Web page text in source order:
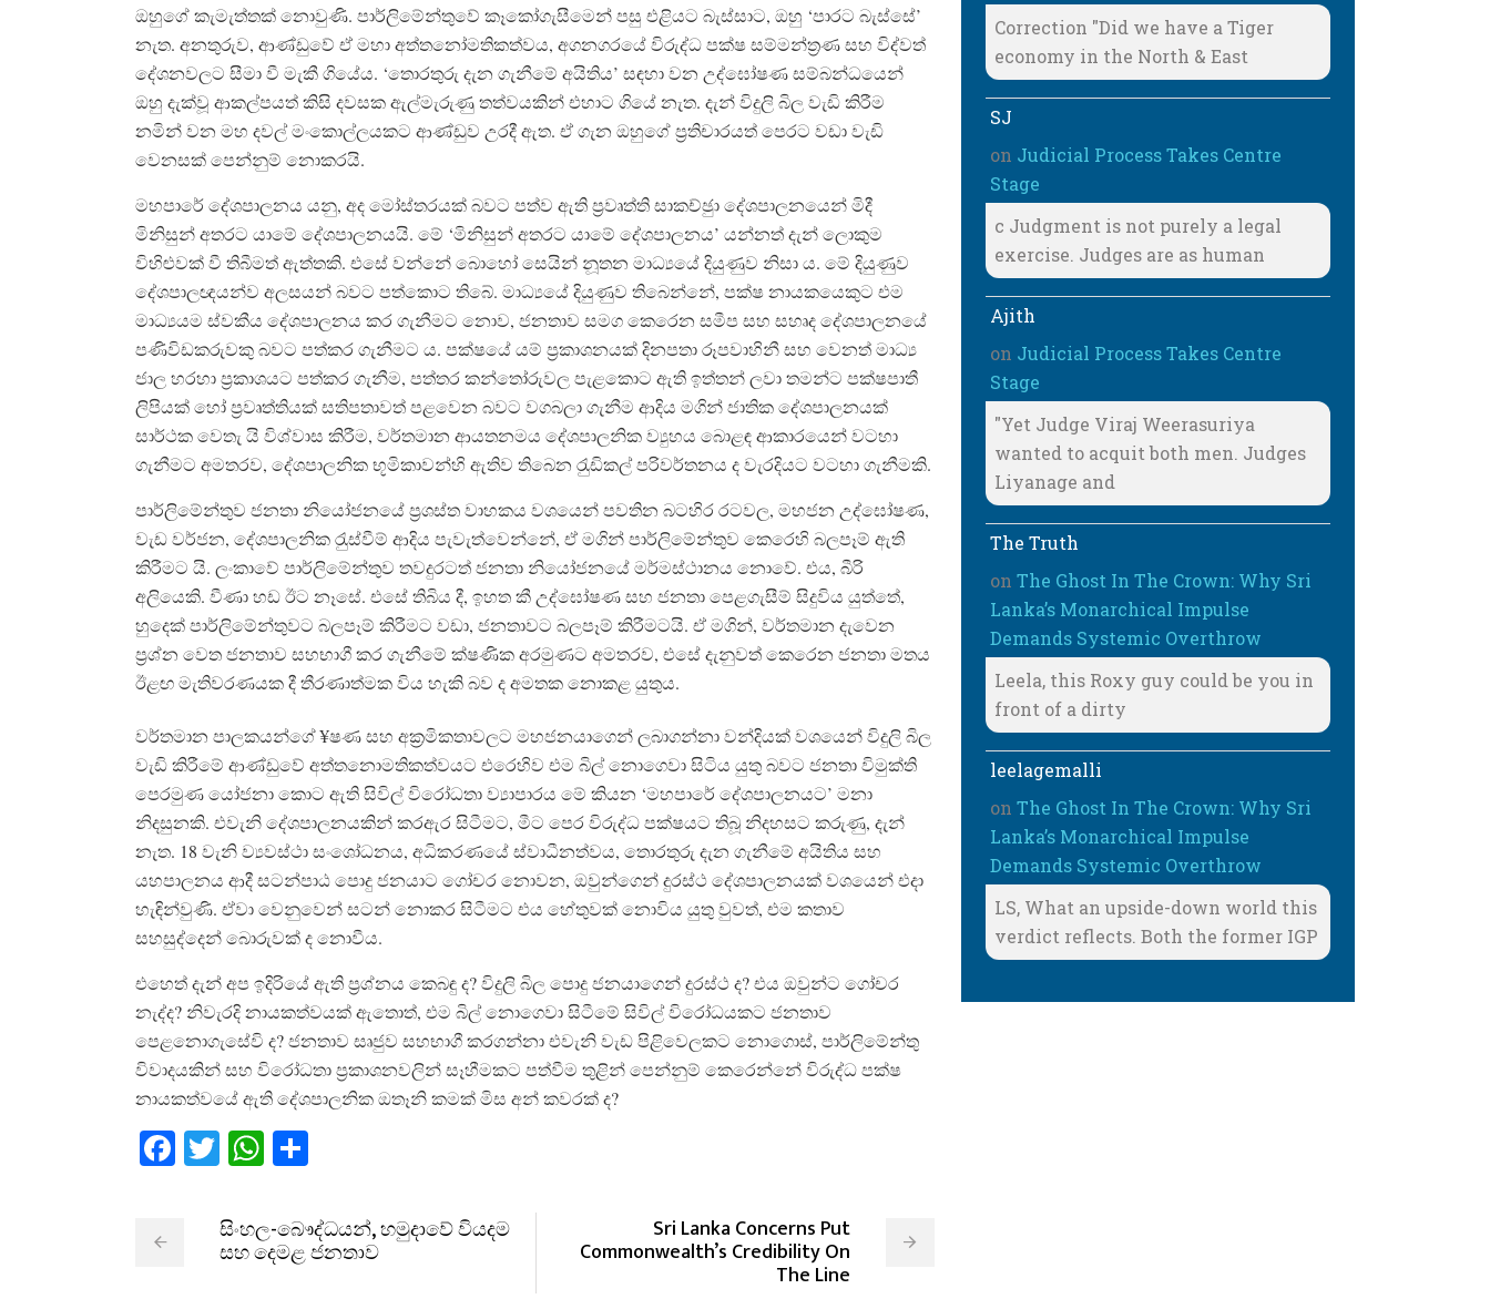
ඔහුගේ කැමැත්තක් නොවුණි. පාර්ලිමේන්තුවේ කෑකෝගැසීමෙන් පසු එළියට බැස්සාට, ඔහු ‘පාරට බැස්සේ’
නැත. අනතුරුව, ආණ්ඩුවේ ඒ මහා අත්තනෝමතිකත්වය, අගනගරයේ විරුද්ධ පක්ෂ සම්මන්ත‍්‍රණ සහ විද්වත්
දේශනවලට සීමා වී මැකී ගියේය. ‘තොරතුරු දැන ගැනීමේ අයිතිය’ සඳහා වන උද්ඝෝෂණ සම්බන්ධයෙන්
ඔහු දැක්වූ ආකල්පයත් කිසි දවසක ඇල්මැරුණු තත්වයකින් එහාට ගියේ නැත. දැන් විදුලි බිල වැඩි කිරීම
නමින් වන මහ දවල් මංකොල්ලයකට ආණ්ඩුව උරදී ඇත. ඒ ගැන ඔහුගේ ප‍්‍රතිචාරයත් පෙරට වඩා වැඩි
වෙනසක් පෙන්නුම් නොකරයි.
මහපාරේ දේශපාලනය යනු, අද මෝස්තරයක් බවට පත්ව ඇති ප‍්‍රවෘත්ති සාකච්ඡුා දේශපාලනයෙන් මිදී
මිනිසුන් අතරට යාමේ දේශපාලනයයි. මේ ‘මිනිසුන් අතරට යාමේ දේශපාලනය’ යන්නත් දැන් ලොකුම
විහිළුවක් වී තිබීමත් ඇත්තකි. එසේ වන්නේ බොහෝ සෙයින් නූතන මාධ්‍යයේ දියුණුව නිසා ය. මේ දියුණුව
දේශපාලඥයන්ව අලසයන් බවට පත්කොට තිබේ. මාධ්‍යයේ දියුණුව තිබෙන්නේ, පක්ෂ නායකයෙකුට එම
මාධ්‍යයම ස්වකීය දේශපාලනය කර ගැනීමට නොව, ජනතාව සමග කෙරෙන සමීප සහ සහෘද දේශපාලනයේ
පණිවිඩකරුවකු බවට පත්කර ගැනීමට ය. පක්ෂයේ යම් ප‍්‍රකාශනයක් දිනපතා රූපවාහිනී සහ වෙනත් මාධ්‍ය
ජාල හරහා ප‍්‍රකාශයට පත්කර ගැනීම, පත්තර කන්තෝරුවල පැළකොට ඇති ඉත්තන් ලවා තමන්ට පක්ෂපාතී
ලිපියක් හෝ ප‍්‍රවෘත්තියක් සතිපතාවත් පළවෙන බවට වගබලා ගැනීම ආදිය මගින් ජාතික දේශපාලනයක්
සාර්ථක වෙතැ යි විශ්වාස කිරීම, වර්තමාන ආයතනමය දේශපාලනික ව්‍යුහය බොළඳ ආකාරයෙන් වටහා
ගැනීමට අමතරව, දේශපාලනික භූමිකාවන්හි ඇතිව තිබෙන රැුඩිකල් පරිවර්තනය ද වැරදියට වටහා ගැනීමකි.
පාර්ලිමේන්තුව ජනතා නියෝජනයේ ප‍්‍රශස්ත වාහකය වශයෙන් පවතින බටහිර රටවල, මහජන උද්ඝෝෂණ,
වැඩ වර්ජන, දේශපාලනික රැුස්වීම් ආදිය පැවැත්වෙන්නේ, ඒ මගින් පාර්ලිමේන්තුව කෙරෙහි බලපෑම් ඇති
කිරීමට යි. ලංකාවේ පාර්ලිමේන්තුව තවදුරටත් ජනතා නියෝජනයේ මර්මස්ථානය නොවේ. එය, බීරි
අලියෙකි. වීණා හඩ ඊට නෑසේ. එසේ තිබිය දී, ඉහත කී උද්ඝෝෂණ සහ ජනතා පෙළගැසීම් සිදුවිය යුත්තේ,
හුදෙක් පාර්ලිමේන්තුවට බලපෑම් කිරීමට වඩා, ජනතාවට බලපෑම් කිරීමටයි. ඒ මගින්, වර්තමාන දැවෙන
ප‍්‍රශ්න වෙත ජනතාව සහභාගී කර ගැනීමේ ක්ෂණික අරමුණට අමතරව, එසේ දැනුවත් කෙරෙන ජනතා මතය
ඊළඟ මැතිවරණයක දී තීරණාත්මක විය හැකි බව ද අමතක නොකළ යුතුය.
වර්තමාන පාලකයන්ගේ ¥ෂණ සහ අක‍්‍රමිකතාවලට මහජනයාගෙන් ලබාගන්නා වන්දියක් වශයෙන් විදුලි බිල
වැඩි කිරීමේ ආණ්ඩුවේ අත්තනොමතිකත්වයට එරෙහිව එම බිල් නොගෙවා සිටිය යුතු බවට ජනතා විමුක්ති
පෙරමුණ යෝජනා කොට ඇති සිවිල් විරෝධතා ව්‍යාපාරය මේ කියන ‘මහපාරේ දේශපාලනයට’ මනා
නිදසුනකි. එවැනි දේශපාලනයකින් කරඇර සිටීමට, මීට පෙර විරුද්ධ පක්ෂයට තිබූ නිදහසට කරුණු, දැන්
නැත. 18 වැනි ව්‍යවස්ථා සංශෝධනය, අධිකරණයේ ස්වාධීනත්වය, තොරතුරු දැන ගැනීමේ අයිතිය සහ
යහපාලනය ආදී සටන්පාඨ පොදු ජනයාට ගෝචර නොවන, ඔවුන්ගෙන් දුරස්ථ දේශපාලනයක් වශයෙන් එදා
හැඳින්වුණි. ඒවා වෙනුවෙන් සටන් නොකර සිටීමට එය හේතුවක් නොවිය යුතු වුවත්, එම කතාව
සහසුද්දෙන් බොරුවක් ද නොවීය.
එහෙත් දැන් අප ඉදිරියේ ඇති ප‍්‍රශ්නය කෙබඳු ද? විදුලි බිල පොදු ජනයාගෙන් දුරස්ථ ද? එය ඔවුන්ට ගෝචර
නැද්ද? නිවැරදි නායකත්වයක් ඇතොත්, එම බිල් නොගෙවා සිටීමේ සිවිල් විරෝධයකට ජනතාව
පෙළනොගැසේවි ද? ජනතාව සෘජුව සහභාගී කරගන්නා එවැනි වැඩ පිළිවෙලකට නොගොස්, පාර්ලිමේන්තු
විවාදයකින් සහ විරෝධතා ප‍්‍රකාශනවලින් සෑහීමකට පත්වීම තුළින් පෙන්නුම් කෙරෙන්නේ විරුද්ධ පක්ෂ
නායකත්වයේ ඇති දේශපාලනික ඔතෑනි කමක් මිස අන් කවරක් ද?
Facebook
TwitterWhatsApp
සිංහල-බෞද්ධයන්, හමුදාවේ වියදම
සහ දෙමළ ජනතාව
Sri Lanka Concerns Put
Commonwealth’s Credibility On
The Line
Correction "Did we have a Tiger
economy in the North & East
SJ
on Judicial Process Takes Centre
Stage
c Judgment is not purely a legal
exercise. Judges are as human
Ajith
on Judicial Process Takes Centre
Stage
"Yet Judge Viraj Weerasuriya
wanted to acquit both men. Judges
Liyanage and
The Truth
onThe Ghost In The Crown: Why Sri
Lanka’s Monarchical Impulse
Demands Systemic Overthrow
Leela, this Roxy guy could be you in
front of a dirty
leelagemalli
onThe Ghost In The Crown: Why Sri
Lanka’s Monarchical Impulse
Demands Systemic Overthrow
LS, What an upside-down world this
verdict reflects. Both the former IGP